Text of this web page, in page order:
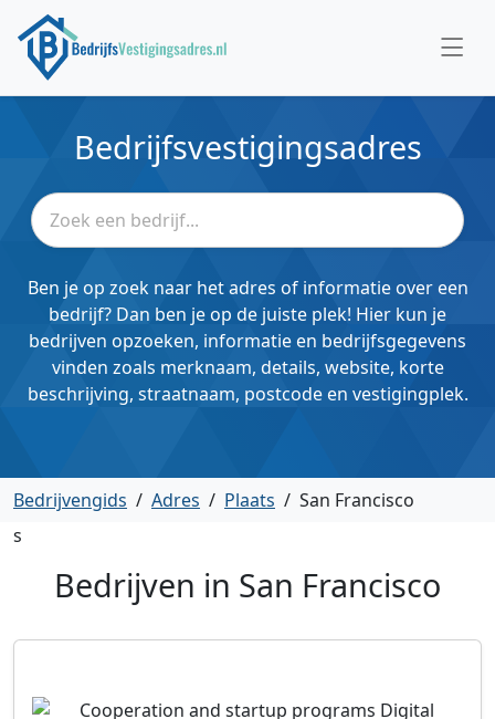
Bedrijfsvestigingsadres
Ben je op zoek naar het adres of informatie over een
bedrijf? Dan ben je op de juiste plek! Hier kun je
bedrijven opzoeken, informatie en bedrijfsgegevens
vinden zoals merknaam, details, website, korte
beschrijving, straatnaam, postcode en vestigingplek.
Bedrijvengids / Adres / Plaats / San Francisco
s
Bedrijven in San Francisco